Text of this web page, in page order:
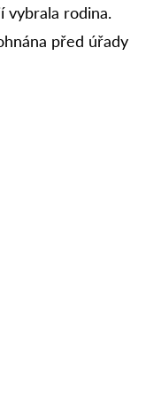
vybrala rodina.
před úřady